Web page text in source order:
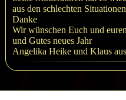
aus den schlechten
Danke
Wir wünschen Euch und
und Gutes neues Jahr
Angelika Heike und Klaus aus